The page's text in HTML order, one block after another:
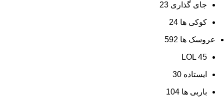
جای گذاری 23
کوکی ها 24
عروسک ها 592
LOL 45
ایستاده 30
باربی ها 104